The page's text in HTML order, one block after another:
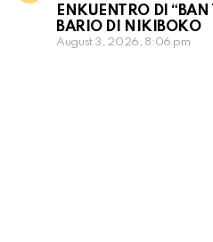
ENKUENTRO DI “BAN
BARIO DI NIKIBOKO
August 3, 2026, 8:06 pm